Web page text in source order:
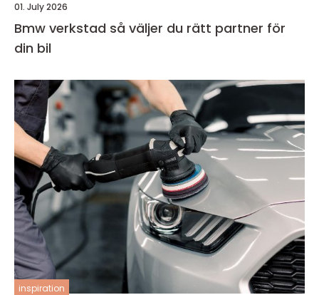
01. July 2026
Bmw verkstad så väljer du rätt partner för
din bil
inspiration